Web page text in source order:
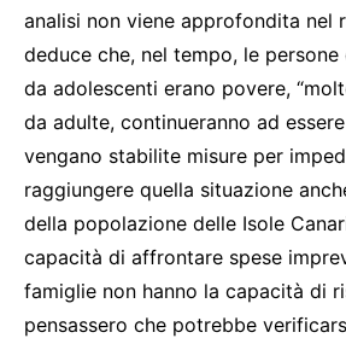
analisi non viene approfondita nel
deduce che, nel tempo, le
da adolescenti erano povere,
da adulte, continueranno ad
vengano stabilite misure per
raggiungere quella situazione
della popolazione delle Isole
capacità di affrontare spese
famiglie non hanno la capacità di
pensassero che potrebbe